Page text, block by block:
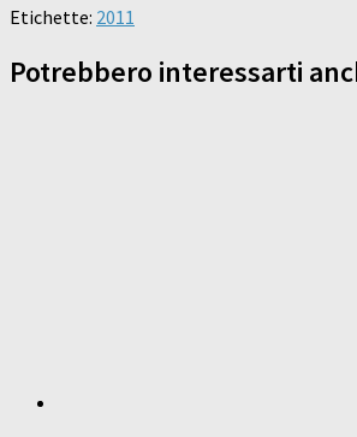
Etichette: 2011
Potrebbero interessarti